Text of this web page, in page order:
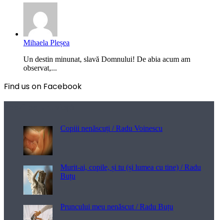
Mihaela Pleșea
Un destin minunat, slavă Domnului! De abia acum am
observat,...
Find us on Facebook
Copiii nenăscuți / Radu Voinescu
Murit-ai, copile, și tu (și lumea cu tine) / Radu
Buțu
Pruncului meu nenăscut / Radu Buțu